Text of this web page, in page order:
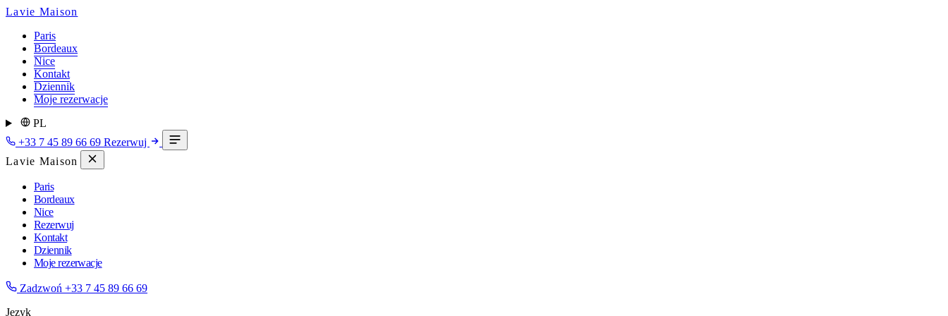
Lavie Maison
Paris
Bordeaux
Nice
Kontakt
Dziennik
Moje rezerwacje
PL
+33 7 45 89 66 69 Rezerwuj
Lavie Maison
Paris
Bordeaux
Nice
Rezerwuj
Kontakt
Dziennik
Moje rezerwacje
Zadzwoń +33 7 45 89 66 69
Język